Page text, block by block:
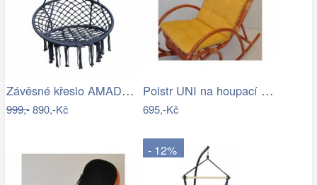
Závěsné křeslo AMADO 2 NEW Tempo Kondela
999,-890,-Kč
Polstr UNI na houpací křeslo - žlutý…
695,-Kč
- 12%